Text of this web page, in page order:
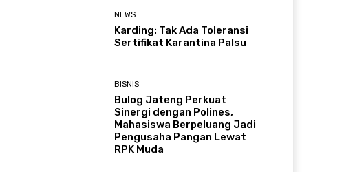
NEWS
Karding: Tak Ada Toleransi
Sertifikat Karantina Palsu
BISNIS
Bulog Jateng Perkuat
Sinergi dengan Polines,
Mahasiswa Berpeluang Jadi
Pengusaha Pangan Lewat
RPK Muda